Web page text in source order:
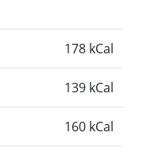
178 kCal
139 kCal
160 kCal